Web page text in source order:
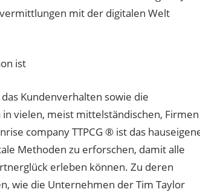
mit der digitalen Welt
ist
Kundenverhalten sowie die
vielen, meist mittelständischen, Firmen
company TTPCG ® ist das
Methoden zu erforschen, damit alle
erleben können. Zu deren
wie die Unternehmen der Tim Taylor